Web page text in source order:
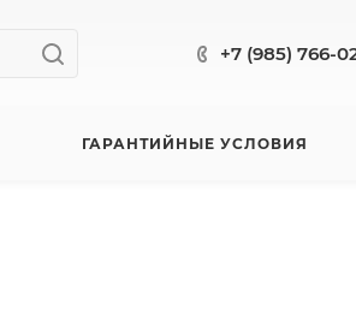
+7 (985) 766-
ГАРАНТИЙНЫЕ УСЛОВИЯ